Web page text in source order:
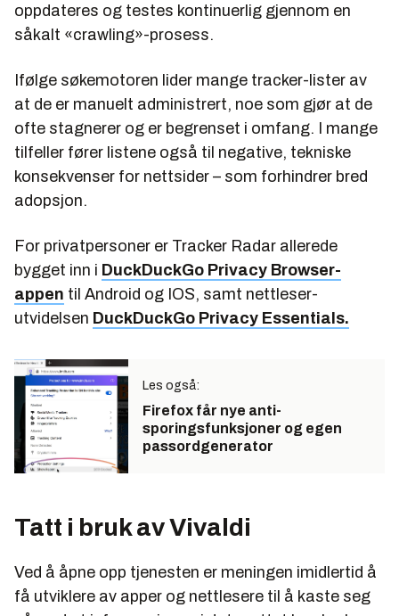
oppdateres og testes kontinuerlig gjennom en
såkalt «crawling»-prosess.
Ifølge søkemotoren lider mange tracker-lister av
at de er manuelt administrert, noe som gjør at de
ofte stagnerer og er begrenset i omfang. I mange
tilfeller fører listene også til negative, tekniske
konsekvenser for nettsider – som forhindrer bred
adopsjon.
For privatpersoner er Tracker Radar allerede
bygget inn i DuckDuckGo Privacy Browser-
appen til Android og IOS, samt nettleser-
utvidelsen DuckDuckGo Privacy Essentials.
Les også:
Firefox får nye anti-
sporingsfunksjoner og egen
passordgenerator
Tatt i bruk av Vivaldi
Ved å åpne opp tjenesten er meningen imidlertid å
få utviklere av apper og nettlesere til å kaste seg